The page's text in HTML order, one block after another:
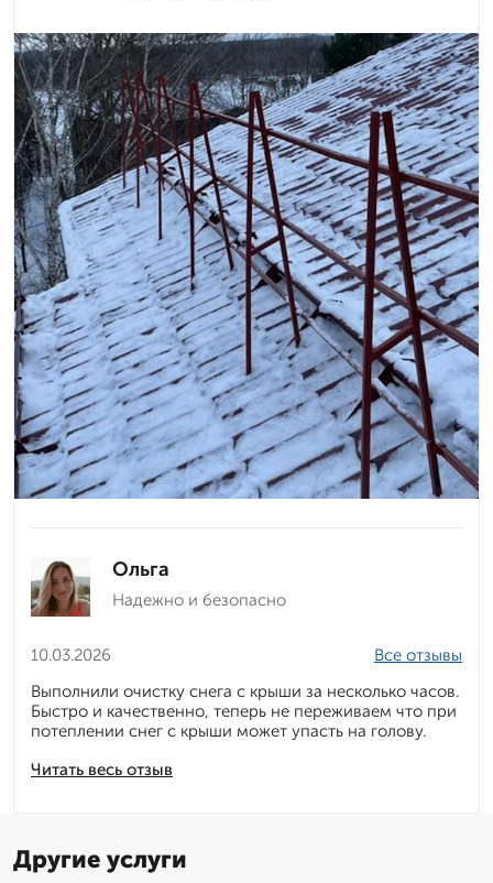
Ольга
Надежно и безопасно
10.03.2026
Читать весь отзыв
Все отзывы
Выполнили очистку снега с крыши за несколько часов.
Быстро и качественно, теперь не переживаем что при
потеплении снег с крыши может упасть на голову.
Другие услуги